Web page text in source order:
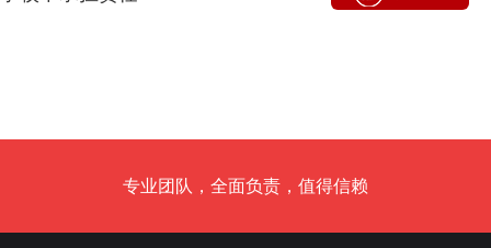
专业团队，全面负责，值得信赖